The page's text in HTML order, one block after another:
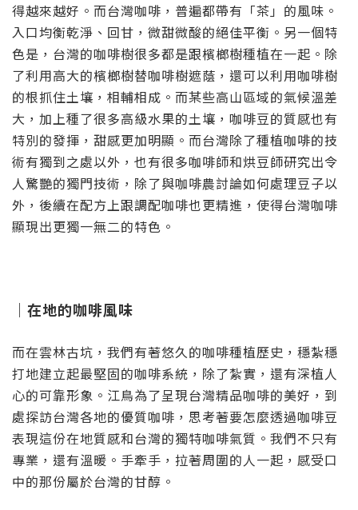
得越來越好。而台灣咖啡，普遍都帶有「茶」的風味。
入口均衡乾淨、回甘，微甜微酸的絕佳平衡。另一個特
色是，台灣的咖啡樹很多都是跟檳榔樹種植在一起。除
了利用高大的檳榔樹替咖啡樹遮蔭，還可以利用咖啡樹
的根抓住土壤，相輔相成。而某些高山區域的氣候溫差
大，加上種了很多高級水果的土壤，咖啡豆的質感也有
特別的發揮，甜感更加明顯。而台灣除了種植咖啡的技
術有獨到之處以外，也有很多咖啡師和烘豆師研究出令
人驚艷的獨門技術，除了與咖啡農討論如何處理豆子以
外，後續在配方上跟調配咖啡也更精進，使得台灣咖啡
顯現出更獨一無二的特色。
｜在地的咖啡風味
而在雲林古坑，我們有著悠久的咖啡種植歷史，穩紮穩
打地建立起最堅固的咖啡系統，除了紮實，還有深植人
心的可靠形象。江鳥為了呈現台灣精品咖啡的美好，到
處探訪台灣各地的優質咖啡，思考著要怎麼透過咖啡豆
表現這份在地質感和台灣的獨特咖啡氣質。我們不只有
專業，還有溫暖。手牽手，拉著周圍的人一起，感受口
中的那份屬於台灣的甘醇。